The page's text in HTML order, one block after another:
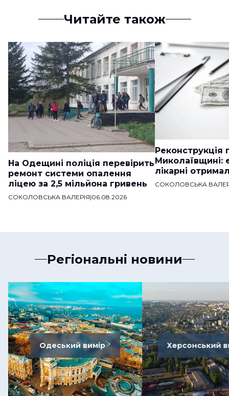
Читайте також
На Одещині поліція перевірить
ремонт системи опалення
ліцею за 2,5 мільйона гривень
СОКОЛОВСЬКА ВАЛЕРІЯ|06.08.2026
Реконструкція
Миколаївщині:
лікарні
СОКОЛОВСЬКА
Регіональні новини
Одеський вимір Херсонський